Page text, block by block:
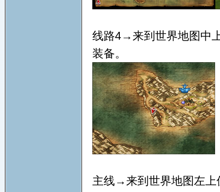
线路4→来到世界地图中
装备。
主线→来到世界地图左上